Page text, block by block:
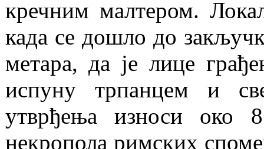
кречним малтером.
када се дошло до
метара, да је лице
испуну трпанцем и
утврђења износи око
некропола римских